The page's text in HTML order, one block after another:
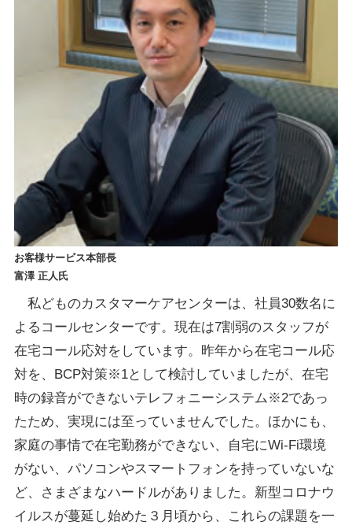
お客様サービス本部長
富澤 正人氏
私どものカスタマーケアセンターは、社員30数名に
よるコールセンターです。現在は7割弱のスタッフが
在宅コール応対をしています。昨年から在宅コール応
対を、BCP対策※1として検討していましたが、在宅
時の録音ができないテレフォニーシステム※2であっ
たため、実現には至っていませんでした。ほかにも、
家庭の事情で在宅勤務ができない、自宅にWi-Fi環境
がない、パソコンやスマートフォンを持っていないな
ど、さまざまなハードルがありました。新型コロナウ
イルスが蔓延し始めた３月頃から、これらの課題を一